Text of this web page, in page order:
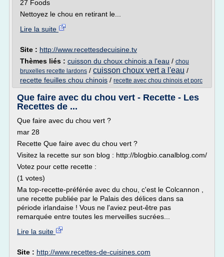
27 Foods
Nettoyez le chou en retirant le...
Lire la suite
Site : http://www.recettesdecuisine.tv
Thèmes liés : cuisson du choux chinois a l'eau / chou
bruxelles recette lardons / cuisson choux vert a l'eau /
recette feuilles chou chinois / recette avec chou chinois et porc
Que faire avec du chou vert - Recette - Les
Recettes de ...
Que faire avec du chou vert ?
mar 28
Recette Que faire avec du chou vert ?
Visitez la recette sur son blog : http://blogbio.canalblog.com/
Votez pour cette recette :
(1 votes)
Ma top-recette-préférée avec du chou, c'est le Colcannon ,
une recette publiée par le Palais des délices dans sa
période irlandaise ! Vous ne l'aviez peut-être pas
remarquée entre toutes les merveilles sucrées...
Lire la suite
Site : http://www.recettes-de-cuisines.com